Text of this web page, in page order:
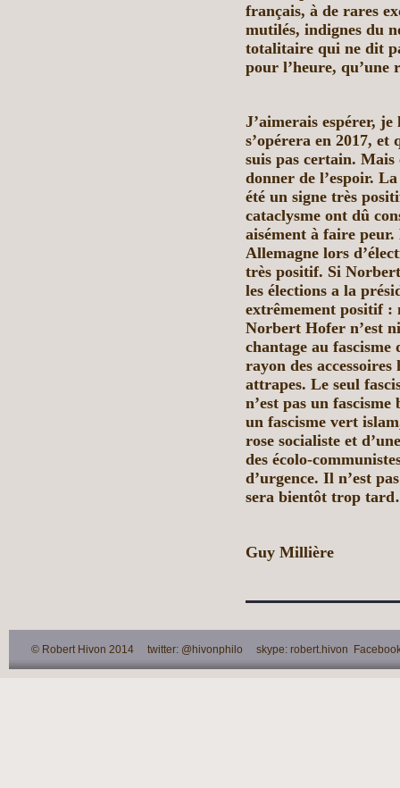
français, à de rares
mutilés, indignes du
totalitaire qui ne dit
pour l’heure, qu’une
J’aimerais espérer,
s’opérera en 2017, et
suis pas certain. Mais
donner de l’espoir.
été un signe très
cataclysme ont dû
aisément à faire
Allemagne lors
très positif. Si
les élections a la
extrêmement positif :
Norbert Hofer n’est
chantage au
rayon des accessoires
attrapes. Le seul
n’est pas un
un fascisme vert
rose socialiste et
des écolo-
d’urgence. Il n’est
sera bientôt trop
Guy Millière
© Robert Hivon 2014 twitter: @hivonphilo skype: robert.hivon